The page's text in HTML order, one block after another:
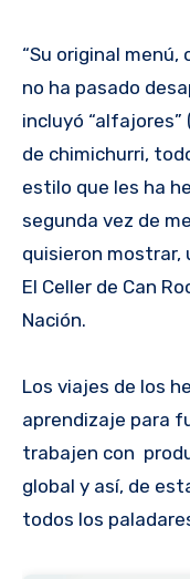
“Su original
no ha pasado
incluyó “alfajores”
de chimichurri,
estilo que les ha
segunda vez de
quisieron mostrar,
El Celler de Can
Nación.
Los viajes de los
aprendizaje para
trabajen con
global y así, de
todos los